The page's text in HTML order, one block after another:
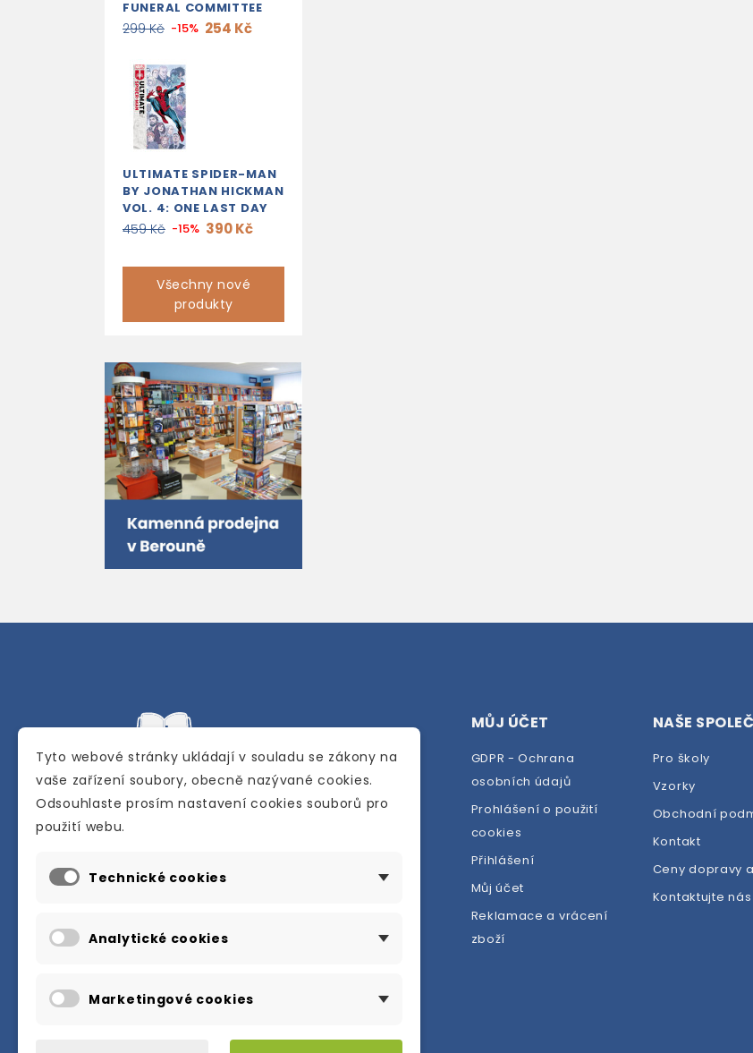
FUNERAL COMMITTEE
299 Kč -15% 254 Kč
ULTIMATE SPIDER-MAN
BY JONATHAN HICKMAN
VOL. 4: ONE LAST DAY
459 Kč -15% 390 Kč
Všechny nové
produkty
Internetové a kamenné knihkupectví se
anglického jazyka.
Karly Machové 48 Beroun 266 01
info@englishbooks.cz
MŮJ ÚČET
GDPR - Ochrana
osobních údajů
Prohlášení o použití
cookies
Přihlášení
Můj účet
Reklamace a vrácení
zboží
NAŠE
Pro školy
Vzorky
Obchodní
Kontakt
Ceny dopravy
Kontaktujte nás
Tyto webové stránky ukládají v souladu se zákony na
vaše zařízení soubory, obecně nazývané cookies.
Odsouhlaste prosím nastavení cookies souborů pro
použití webu.
Technické cookies
Analytické cookies
Marketingové cookies